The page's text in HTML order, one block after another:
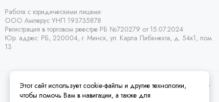
Работа с юридическими лицами:
ООО Амперус УНП 193735878
Регистрация в торговом реестре РБ №720279 от 15.07.2024
Юр. адрес: РБ, 220004, г. Минск, ул. Карла Либкнехта, д. 54к1, пом.
13
2026 © Amperus Радиодетали Минск | купить в розницу, оптом и почтой по
Беларуси.Карта сайта
Этот сайт использует cookie-файлы и другие технологии,
чтобы помочь Вам в навигации, а также для